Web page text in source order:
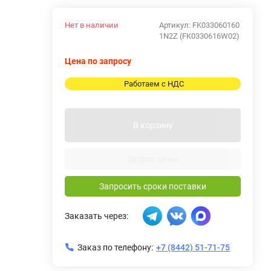
Артикул: FK033060160
1N2Z (FK0330616W02)
Нет в наличии
Цена по запросу
Работаем с НДС
В корзину
Запросить сроки поставки
Заказать через:
Заказ по телефону: +7 (8442) 51-71-75